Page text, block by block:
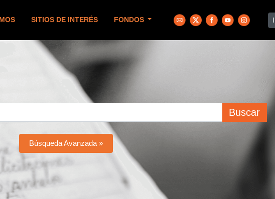
SITIOS DE INTERÉS FONDOS
Buscar
Búsqueda Avanzada »